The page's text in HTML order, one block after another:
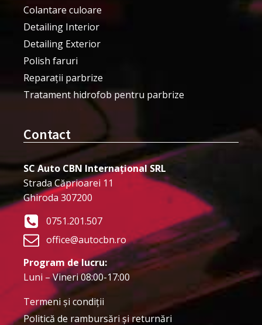
Colantare culoare
Detailing Interior
Detailing Exterior
Polish faruri
Reparații parbrize
Tratament hidrofob pentru parbrize
Contact
SC Auto CBN Internațional SRL
Strada Căprioarei 11
Ghiroda 307200
0751.201.507
office@autocbn.ro
Program de lucru:
Luni – Vineri 08:00-17:00
Termeni şi condiţii
Politică de rambursări și returnări